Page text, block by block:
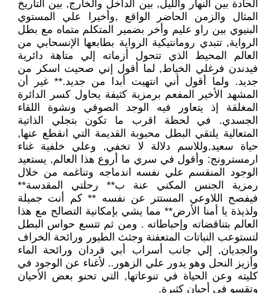
الحادة بين النهار والليل, بين الداخل والخارج, بين التاريخ
المثال والزمن الحاضر الواقع ,وأخيرا علي المستوي
البنيوي بين راو عليم وأخر بضمير المتكلم متماه مع بطل
الرواية, تتبدي رومانتيكية الرواية بطابعها الإنسحابي من
العالم المحيط الذي تتحول أزماته إلي متاهة دائرية
فيدندن فرغلي الخياط, لما أقول إني صحيت اسكر من
جديد. ولما أقول أني انتهيت أبدا من جديد.** غير أن
المشهد الأخير المفعم برمزية كثيفة يحاول كسر الدائرة
المغلقة إذ يتعاور فيه الوجد الصوفي ونشوة اللقاء
الجسدي. في لحظة اقرب ما تكون بتجلي الذاتية
المتعالية يلتقي البطل محبوبة القديمة التي انقطع عنها,
حياة سعيد,وللاسم دلالة لا تخفي, وعلي خلفية غناء
ارمسترونج: وأقول في سري ما أروع هذا العالم, يستعيد
الوجود المنقسم علي نفسه اندماجه وتناغمه من خلال
رمزية الجنس المكني عنة ب** رحلتي المقدسة**
فيفصح اللاوعي المستتر عن نفسه ** كم أنت جميلة
ولذيذة يا أمنا الأرض** مما يشي بإمكانية التصالح مع هذا
العالم بتناقضاته وإحباطاته . ومن ثم تتسع حواس البطل
لتستوعب النباتات المتعفنة وجثث الطيور ورائحة الخراف
والجديان, إلي جانب أسراب أبي قردان ورائحة الماء
وأزيز النحل وهو يدور علي الزهور.. لأغناء عن الوجود في
كليته وعن الحياة في تنوعاتها, التي تحنو بعض الأحيان
وتقسو في أحيان كثيرة.